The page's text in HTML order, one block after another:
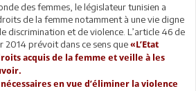
des femmes, le législateur tunisien a
de la femme notamment à une vie digne
discrimination et de violence. L’article 46 de
2014 prévoit dans ce sens que «L’Etat
acquis de la femme et veille à les
en vue d’éliminer la violence